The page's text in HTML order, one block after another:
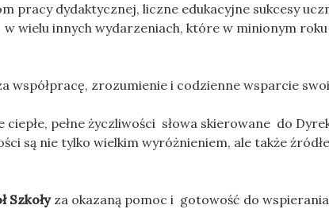
pracy dydaktycznej, liczne edukacyjne sukcesy
wielu innych wydarzeniach, które w minionym roku
współpracę, zrozumienie i codzienne wsparcie
pełne życzliwości słowa skierowane do
są nie tylko wielkim wyróżnieniem, ale także
Szkołyza okazaną pomoc i gotowość do